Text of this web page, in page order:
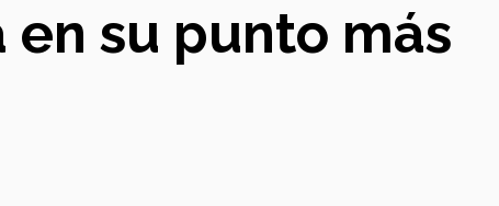
su punto más